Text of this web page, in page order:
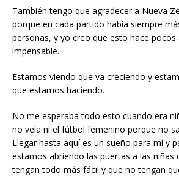
También tengo que agradecer a Nueva
porque en cada partido había siempre
personas, y yo creo que esto hace pocos
impensable.
Estamos viendo que va creciendo y
que estamos haciendo.
No me esperaba todo esto cuando era
no veía ni el fútbol femenino porque no
Llegar hasta aquí es un sueño para mí y
estamos abriendo las puertas a las niñas
tengan todo más fácil y que no tengan